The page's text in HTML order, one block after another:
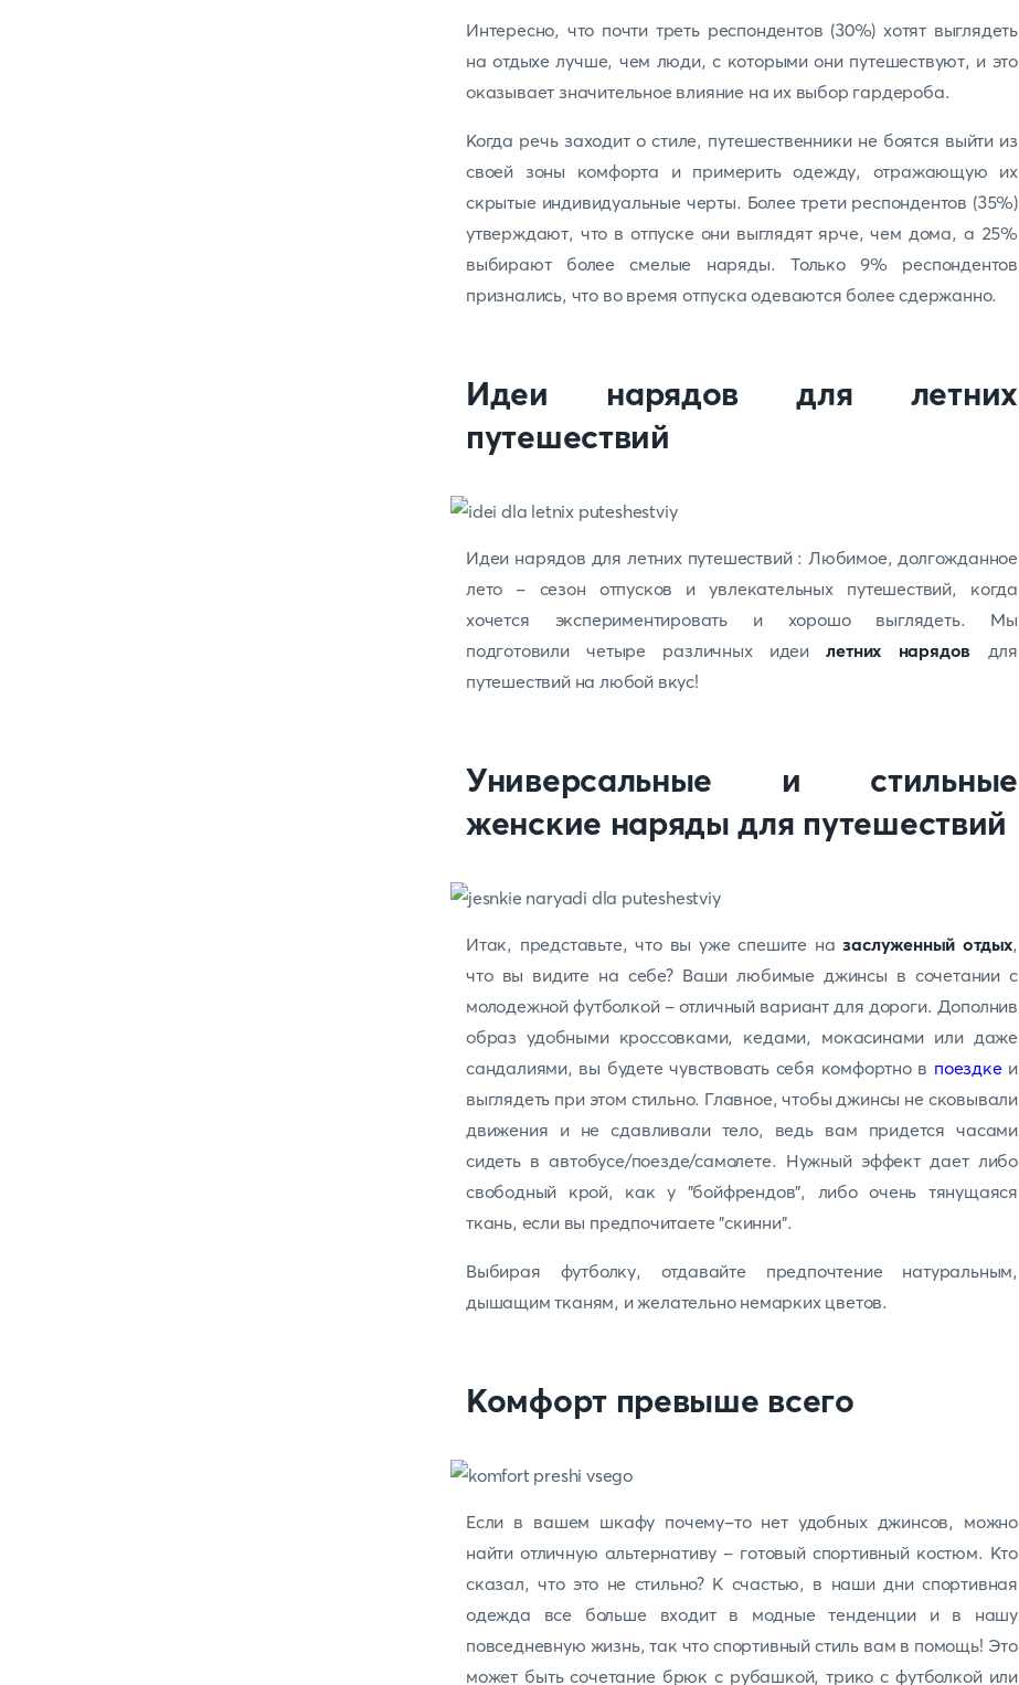
Интересно, что почти треть респондентов (30%) хотят выглядеть
на отдыхе лучше, чем люди, с которыми они путешествуют, и это
оказывает значительное влияние на их выбор гардероба.
Когда речь заходит о стиле, путешественники не боятся выйти из
своей зоны комфорта и примерить одежду, отражающую их
скрытые индивидуальные черты. Более трети респондентов (35%)
утверждают, что в отпуске они выглядят ярче, чем дома, а 25%
выбирают более смелые наряды. Только 9% респондентов
признались, что во время отпуска одеваются более сдержанно.
Идеи нарядов для летних
путешествий
Идеи нарядов для летних путешествий : Любимое, долгожданное
лето - сезон отпусков и увлекательных путешествий, когда
хочется экспериментировать и хорошо выглядеть. Мы
подготовили четыре различных идеилетних нарядов для
путешествий на любой вкус!
Универсальные и стильные
женские наряды для путешествий
Итак, представьте, что вы уже спешите назаслуженный отдых,
что вы видите на себе? Ваши любимые джинсы в сочетании с
молодежной футболкой - отличный вариант для дороги. Дополнив
образ удобными кроссовками, кедами, мокасинами или даже
сандалиями, вы будете чувствовать себя комфортно в поездкеи
выглядеть при этом стильно. Главное, чтобы джинсы не сковывали
движения и не сдавливали тело, ведь вам придется часами
сидеть в автобусе/поезде/самолете. Нужный эффект дает либо
свободный крой, как у "бойфрендов", либо очень тянущаяся
ткань, если вы предпочитаете "скинни".
Выбирая футболку, отдавайте предпочтение натуральным,
дышащим тканям, и желательно немарких цветов.
Комфорт превыше всего
Если в вашем шкафу почему-то нет удобных джинсов, можно
найти отличную альтернативу - готовый спортивный костюм. Кто
сказал, что это не стильно? К счастью, в наши дни спортивная
одежда все больше входит в модные тенденции и в нашу
повседневную жизнь, так что спортивный стиль вам в помощь! Это
может быть сочетание брюк с рубашкой, трико с футболкой или